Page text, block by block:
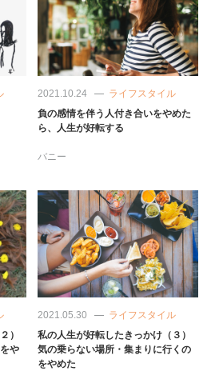
タメ
2021.10.24
ライフスタイル
負の感情を伴う人付き合いをやめた
ら、人生が好転する
バニー
）
や
2021.05.30
ライフスタイル
私の人生が好転したきっかけ（３）
気の乗らない場所・集まりに行くの
をやめた